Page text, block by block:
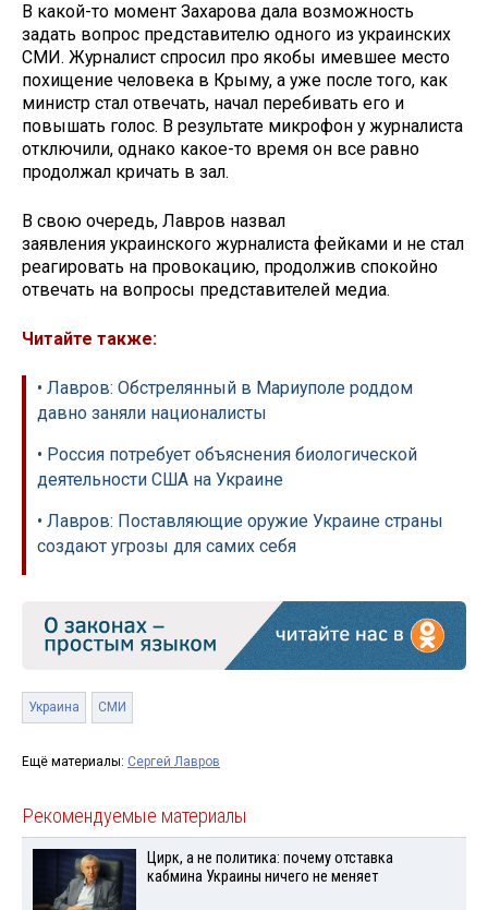
В какой-то момент Захарова дала возможность
задать вопрос представителю одного из украинских
СМИ. Журналист спросил про якобы имевшее место
похищение человека в Крыму, а уже после того, как
министр стал отвечать, начал перебивать его и
повышать голос. В результате микрофон у журналиста
отключили, однако какое-то время он все равно
продолжал кричать в зал.
В свою очередь, Лавров назвал
заявления украинского журналиста фейками и не стал
реагировать на провокацию, продолжив спокойно
отвечать на вопросы представителей медиа.
Читайте также:
• Лавров: Обстрелянный в Мариуполе роддом
давно заняли националисты
• Россия потребует объяснения биологической
деятельности США на Украине
• Лавров: Поставляющие оружие Украине страны
создают угрозы для самих себя
Украина СМИ
Ещё материалы: Сергей Лавров
Рекомендуемые материалы
Цирк, а не политика: почему отставка
кабмина Украины ничего не меняет